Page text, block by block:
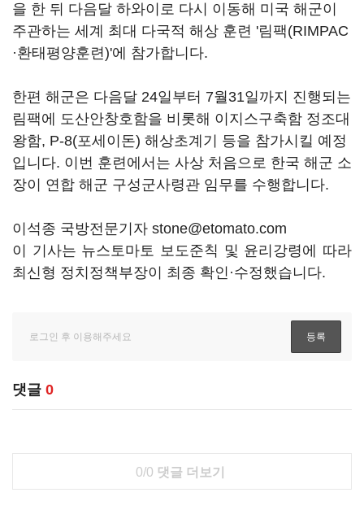
을 한 뒤 다음달 하와이로 다시 이동해 미국 해군이
주관하는 세계 최대 다국적 해상 훈련 '림팩(RIMPAC
·환태평양훈련)'에 참가합니다.
한편 해군은 다음달 24일부터 7월31일까지 진행되는
림팩에 도산안창호함을 비롯해 이지스구축함 정조대
왕함, P-8(포세이돈) 해상초계기 등을 참가시킬 예정
입니다. 이번 훈련에서는 사상 처음으로 한국 해군 소
장이 연합 해군 구성군사령관 임무를 수행합니다.
이석종 국방전문기자 stone@etomato.com
이 기사는 뉴스토마토 보도준칙 및 윤리강령에 따라
최신형 정치정책부장이 최종 확인·수정했습니다.
댓글 0
0/0 댓글 더보기